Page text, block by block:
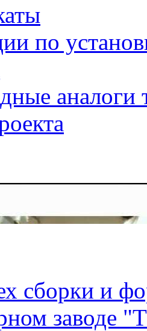
по
аналоги
сборки и
заводе